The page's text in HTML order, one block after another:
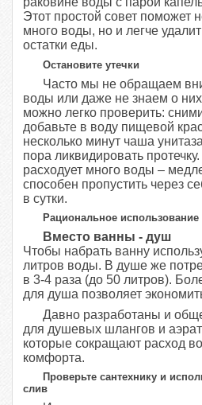
Этот простой совет поможет
много воды, но и легче
остатки еды.
Остановите утечки
Часто мы не обращаем
воды или даже не знаем о
можно легко проверить:
добавьте в воду пищевой
несколько минут чаша
пора ликвидировать
расходует много воды –
способен пропустить через
в сутки.
Рациональное использование
Вместо ванны - душ
Чтобы набрать ванну
литров воды. В душе же
в 3-4 раза (до 50 литров).
для душа позволяет
Давно разработаны и
для душевых шлангов и
которые сокращают расход
комфорта.
Проверьте сантехнику и
слив